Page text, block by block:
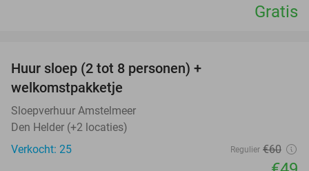
Gratis
Huur sloep (2 tot 8 personen) +
welkomstpakketje
Sloepverhuur Amstelmeer
Den Helder (+2 locaties)
Verkocht: 25
Regulier €60